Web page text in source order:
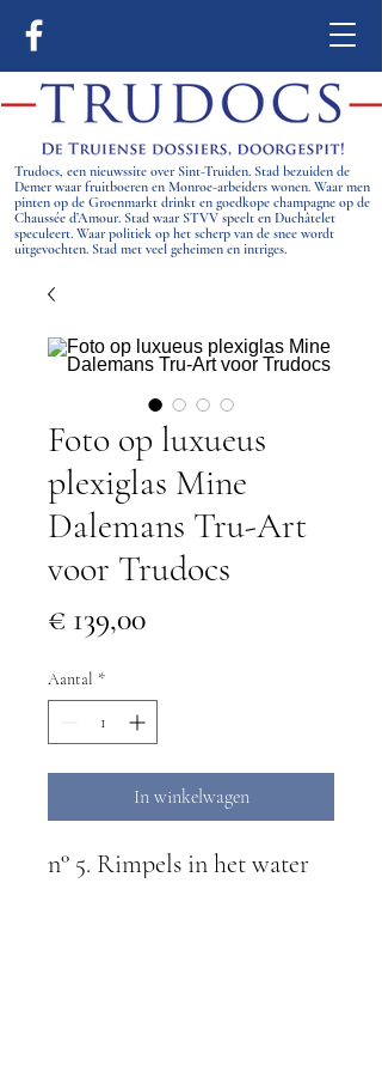
Trudocs, een nieuwssite over Sint-Truiden. Stad bezuiden de
Demer waar fruitboeren en Monroe-arbeiders wonen. Waar men
pinten op de Groenmarkt drinkt en goedkope champagne op de
Chaussée d’Amour. Stad waar STVV speelt en Duchâtelet
speculeert. Waar politiek op het scherp van de snee wordt
uitgevochten. Stad met veel geheimen en intriges.
Foto op luxueus
plexiglas Mine
Dalemans Tru-Art
voor Trudocs
€ 139,00Prijs
Aantal *
In winkelwagen
n° 5. Rimpels in het water